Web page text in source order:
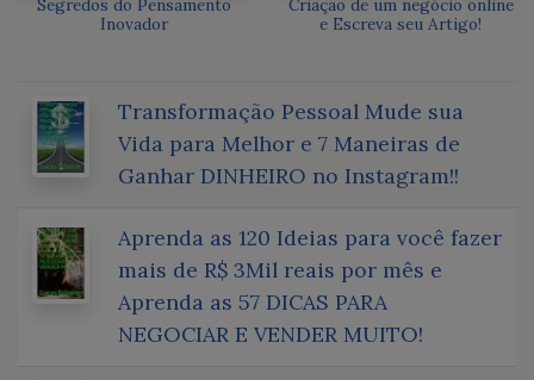
Segredos do Pensamento
Inovador
Criação de um negócio online
e Escreva seu Artigo!
Transformação Pessoal Mude sua
Vida para Melhor e 7 Maneiras de
Ganhar DINHEIRO no Instagram!!
Aprenda as 120 Ideias para você fazer
mais de R$ 3Mil reais por mês e
Aprenda as 57 DICAS PARA
NEGOCIAR E VENDER MUITO!